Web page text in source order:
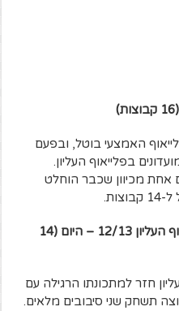
האמצעי בוטל, ובפעם
בפלייאוף העליון.
מכיוון שכבר הוחלט
שתי ליגות עם שני סיבובים בפלייאוף העליון 12/13 – היום (14
חזר למתכונתו הרגילה עם
תשחק שני סיבובים מלאים.